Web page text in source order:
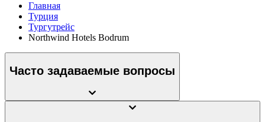
Главная
Турция
Тургутрейс
Northwind Hotels Bodrum
Часто задаваемые вопросы